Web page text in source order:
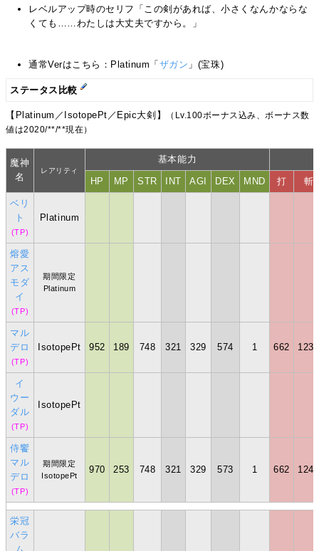
レベルアップ時のセリフ「この剣があれば、小さくなんかならな
くても……わたしは大丈夫ですから。」
通常Verはこちら：Platinum「 ザガン 」(宝珠)
ステータス比較
【Platinum／IsotopePt／Epic大剣】
（Lv.100ボーナス込み、ボーナス数
値は2020/**/**現在）
魔神
名
レアリティ
基本能力
HP MP STR INT AGI DEX MND 打 斬
ベリ
ト
(TP)
Platinum
熔愛
アス
モダ
イ
(TP)
期間限定
Platinum
マル
デロ
(TP)
IsotopePt 952 189 748 321 329 574 1 662 1235
イ
ウー
ダル
(TP)
IsotopePt
侍饗
マル
デロ
(TP)
期間限定
IsotopePt
970 253 748 321 329 573 1 662 1244
栄冠
バラ